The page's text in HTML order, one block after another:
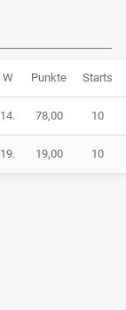
W Punkte Starts
14. 78,00 10
19. 19,00 10